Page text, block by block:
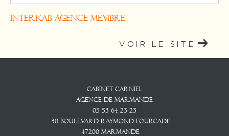
InterKab Agence Membre
VOIR LE SITE
Cabinet CARNIEL
Agence De Marmande
05 53 64 23 23
30 Boulevard Raymond Fourcade
47200
Marmande